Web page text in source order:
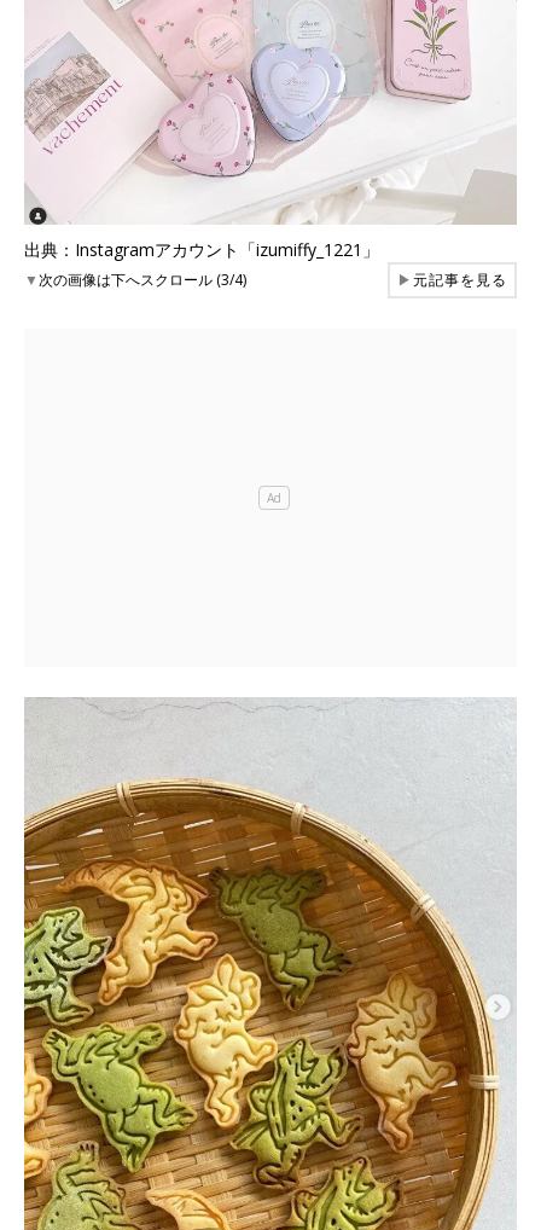
出典：Instagramアカウント「izumiffy_1221」
▼次の画像は下へスクロール (3/4) ▶元記事を見る